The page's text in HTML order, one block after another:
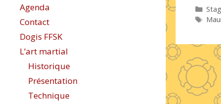
Agenda
Contact
Dogis FFSK
L’art martial
Historique
Présentation
Technique